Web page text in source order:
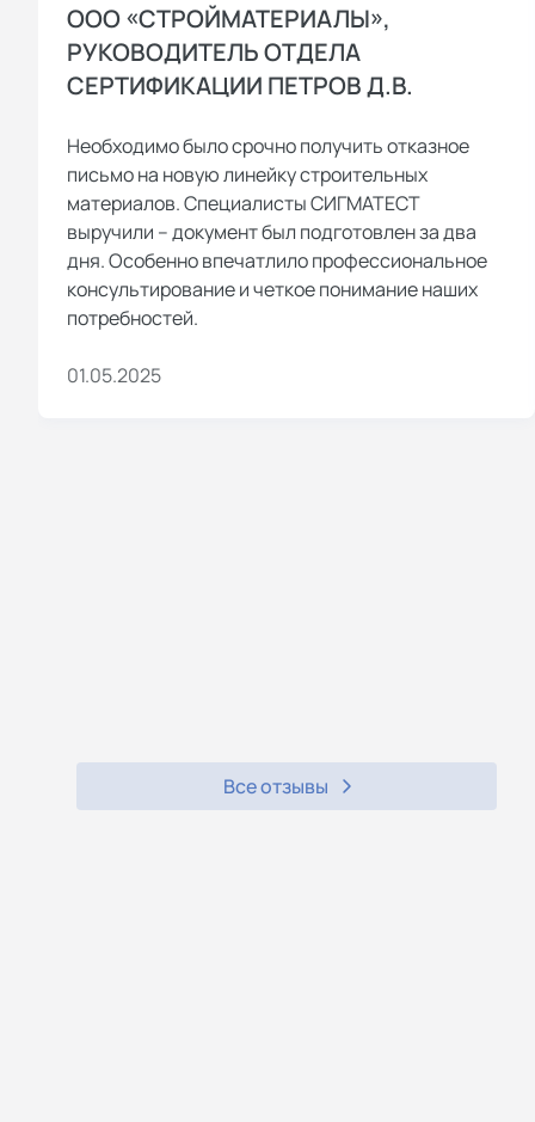
ООО «СТРОЙМАТЕРИАЛЫ»,
РУКОВОДИТЕЛЬ ОТДЕЛА
СЕРТИФИКАЦИИ ПЕТРОВ Д.В.
Необходимо было срочно получить отказное
письмо на новую линейку строительных
материалов. Специалисты СИГМАТЕСТ
выручили – документ был подготовлен за два
дня. Особенно впечатлило профессиональное
консультирование и четкое понимание наших
потребностей.
01.05.2025
Все отзывы